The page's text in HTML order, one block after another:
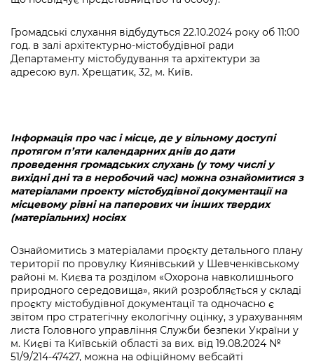
Громадські слухання відбудуться 22.10.2024 року об 11:00
год. в залі архітектурно-містобудівної ради
Департаменту містобудування та архітектури за
адресою вул. Хрещатик, 32, м. Київ.
Інформація про час і місце, де у вільному доступі
протягом п’яти календарних днів до дати
проведення громадських слухань (у тому числі у
вихідні дні та в неробочий час) можна ознайомитися з
матеріалами проекту містобудівної документації на
місцевому рівні на паперових чи інших твердих
(матеріальних) носіях
Ознайомитись з матеріалами проєкту детального плану
території по провулку Киянівський у Шевченківському
районі м. Києва та розділом «Охорона навколишнього
природного середовища», який розробляється у складі
проєкту містобудівної документації та одночасно є
звітом про стратегічну екологічну оцінку, з урахуванням
листа Головного управління Служби безпеки України у
м. Києві та Київській області за вих. від 19.08.2024 №
51/9/214-47427, можна на офіційному вебсайті